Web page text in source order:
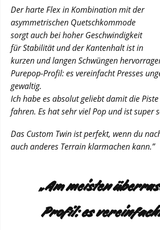
Der harte Flex in Kombination mit der
asymmetrischen Quetschkommode
sorgt auch bei hoher Geschwindigkeit
für Stabilität und der Kantenhalt ist in
kurzen und langen Schwüngen
Purepop-Profil: es vereinfacht Presses
gewaltig.
Ich habe es absolut geliebt damit die
fahren. Es hat sehr viel Pop und ist super
Das Custom Twin ist perfekt, wenn du
auch anderes Terrain klarmachen kann.”
„Am meisten
Profil: es